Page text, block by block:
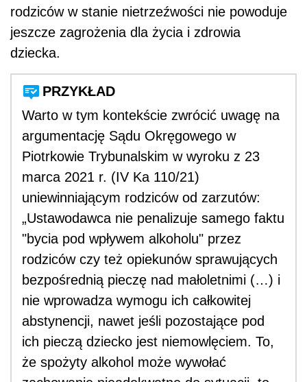
rodziców w stanie nietrzeźwości nie powoduje
jeszcze zagrożenia dla życia i zdrowia
dziecka.
PRZYKŁAD
Warto w tym kontekście zwrócić uwagę na
argumentację Sądu Okręgowego w
Piotrkowie Trybunalskim w wyroku z 23
marca 2021 r. (IV Ka 110/21)
uniewinniającym rodziców od zarzutów:
„Ustawodawca nie penalizuje samego faktu
"bycia pod wpływem alkoholu" przez
rodziców czy też opiekunów sprawujących
bezpośrednią pieczę nad małoletnimi (…) i
nie wprowadza wymogu ich całkowitej
abstynencji, nawet jeśli pozostające pod
ich pieczą dziecko jest niemowlęciem. To,
że spożyty alkohol może wywołać